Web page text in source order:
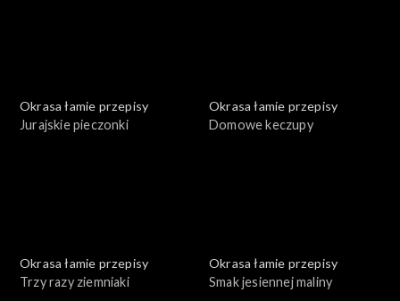
Okrasa łamie przepisy
Jurajskie pieczonki
Okrasa łamie przepisy
Domowe keczupy
Okrasa łamie przepisy
Trzy razy ziemniaki
Okrasa łamie przepisy
Smak jesiennej maliny